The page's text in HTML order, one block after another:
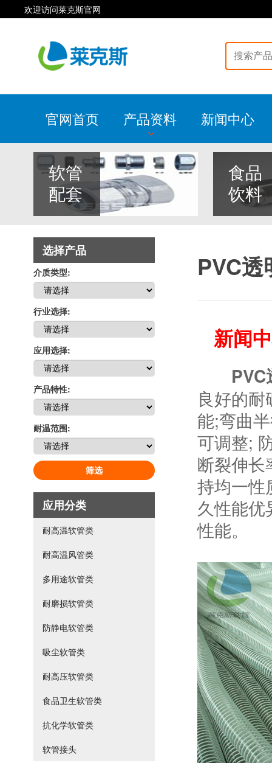
欢迎访问莱克斯官网
官网首页 产品资料 新闻中心
软管
配套
食品
饮料
选择产品
介质类型:
行业选择:
应用选择:
产品特性:
耐温范围:
筛选
应用分类
耐高温软管类
耐高温风管类
多用途软管类
耐磨损软管类
防静电软管类
吸尘软管类
耐高压软管类
食品卫生软管类
抗化学软管类
软管接头
PVC
新闻
良好的
能;弯曲
可调整;
断裂伸长
持均一性
久性能
性能。